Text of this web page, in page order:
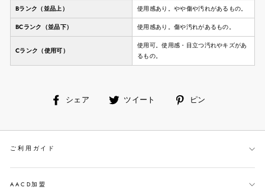
Bランク（並品上） 使用感あり。やや傷や汚れがあるもの。
BCランク（並品下） 使用感あり。傷や汚れがあるもの。
Cランク（使用可）
使用可。使用感・目立つ汚れやキズがあ
るもの。
シェア
facebookツイート ピン
ご利用ガイド
AACD加盟